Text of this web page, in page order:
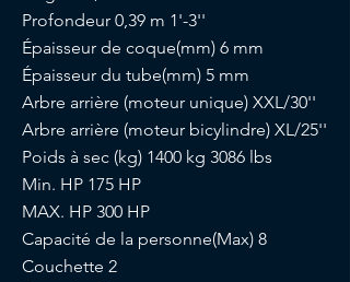
Profondeur 0,39 m 1'-3''
Épaisseur de coque(mm) 6 mm
Épaisseur du tube(mm) 5 mm
Arbre arrière (moteur unique) XXL/30''
Arbre arrière (moteur bicylindre) XL/25''
Poids à sec (kg) 1400 kg 3086 lbs
Min. HP 175 HP
MAX. HP 300 HP
Capacité de la personne(Max) 8
Couchette 2